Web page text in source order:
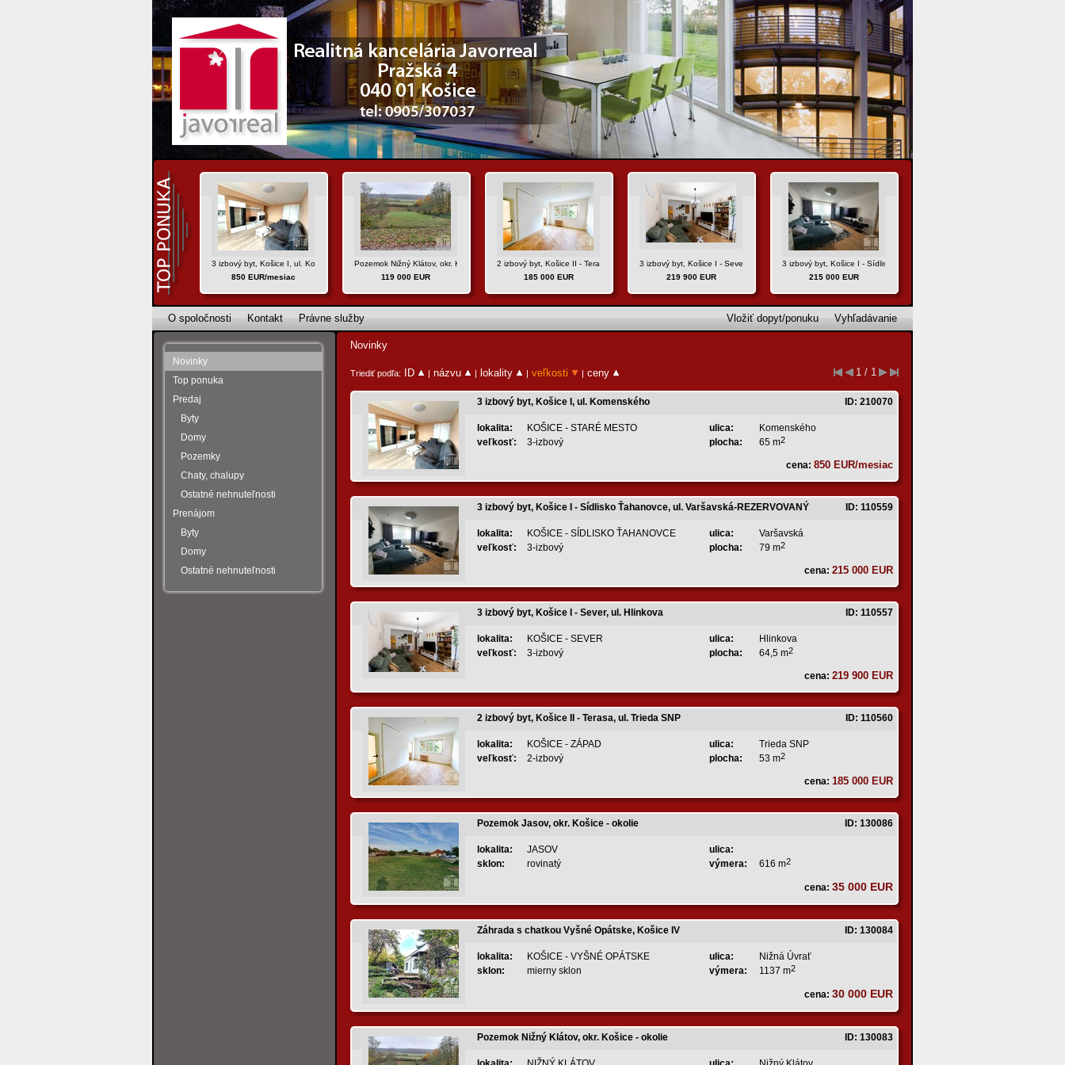
3 izbový byt, Košice I, ul. Komenského
850 EUR/mesiac
Pozemok Nižný Klátov, okr. Košice - okolie
119 000 EUR
2 izbový byt, Košice II - Terasa, ul. Trieda SNP
185 000 EUR
3 izbový byt, Košice I - Sever, ul. Hlinkova
219 900 EUR
3 izbový byt, Košice I - Sídlisko Ťahanovce, ul. Varšavská-REZERVOVANÝ
215 000 EUR
O spoločnosti Kontakt Právne služby Vložiť dopyt/ponuku Vyhľadávanie
Novinky
Top ponuka
Predaj
Byty
Domy
Pozemky
Chaty, chalupy
Ostatné nehnuteľnosti
Prenájom
Byty
Domy
Ostatné nehnuteľnosti
Novinky
Triediť podľa: ID | názvu | lokality | veľkosti | ceny 1 / 1
ID: 210070
3 izbový byt, Košice I, ul. Komenského
lokalita: KOŠICE - STARÉ MESTO ulica:
Komenského
veľkosť:
3-izbový plocha: 65 m2
cena: 850 EUR/mesiac
ID: 110559
3 izbový byt, Košice I - Sídlisko Ťahanovce, ul. Varšavská-REZERVOVANÝ
lokalita: KOŠICE - SÍDLISKO ŤAHANOVCE ulica:
Varšavská
veľkosť:
3-izbový plocha: 79 m2
cena: 215 000 EUR
ID: 110557
3 izbový byt, Košice I - Sever, ul. Hlinkova
lokalita: KOŠICE - SEVER ulica:
Hlinkova
veľkosť:
3-izbový plocha: 64,5 m2
cena: 219 900 EUR
ID: 110560
2 izbový byt, Košice II - Terasa, ul. Trieda SNP
lokalita: KOŠICE - ZÁPAD ulica:
Trieda SNP
veľkosť:
2-izbový plocha: 53 m2
cena: 185 000 EUR
ID: 130086
Pozemok Jasov, okr. Košice - okolie
lokalita: JASOV
ulica:
sklon:
rovinatý výmera: 616 m2
cena: 35 000 EUR
ID: 130084
Záhrada s chatkou Vyšné Opátske, Košice IV
lokalita: KOŠICE - VYŠNÉ OPÁTSKE ulica:
Nižná Úvrať
sklon:
mierny sklon výmera: 1137 m2
cena: 30 000 EUR
ID: 130083
Pozemok Nižný Klátov, okr. Košice - okolie